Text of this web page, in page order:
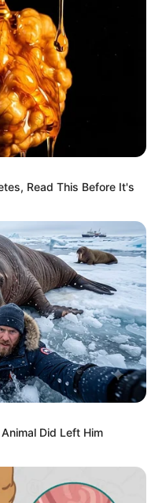
Read This Before It's
Did Left Him